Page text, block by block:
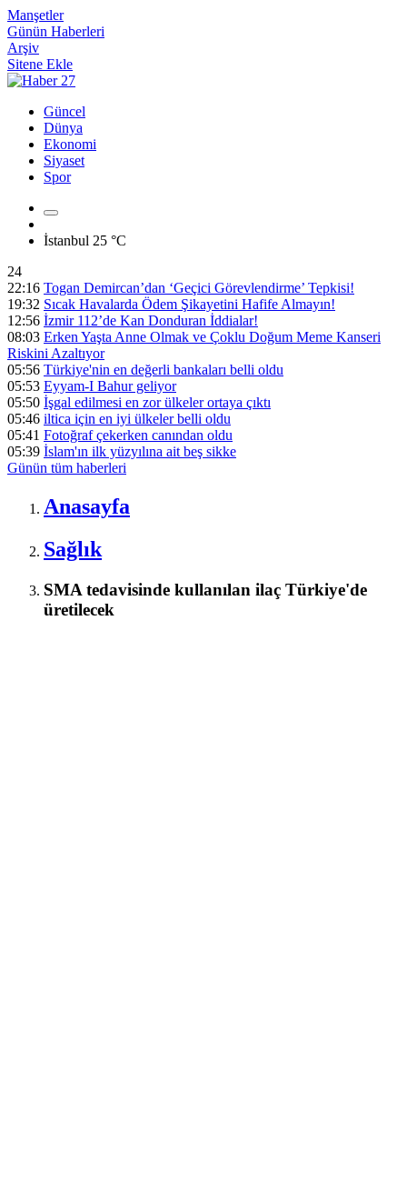
Manşetler
Günün Haberleri
Arşiv
Sitene Ekle
Güncel
Dünya
Ekonomi
Siyaset
Spor
İstanbul 25 °C
24
22:16 Togan Demircan’dan ‘Geçici Görevlendirme’ Tepkisi!
19:32 Sıcak Havalarda Ödem Şikayetini Hafife Almayın!
12:56 İzmir 112’de Kan Donduran İddialar!
08:03 Erken Yaşta Anne Olmak ve Çoklu Doğum Meme Kanseri
Riskini Azaltıyor
05:56 Türkiye'nin en değerli bankaları belli oldu
05:53 Eyyam-I Bahur geliyor
05:50 İşgal edilmesi en zor ülkeler ortaya çıktı
05:46 iltica için en iyi ülkeler belli oldu
05:41 Fotoğraf çekerken canından oldu
05:39 İslam'ın ilk yüzyılına ait beş sikke
Günün tüm haberleri
Anasayfa
Sağlık
SMA tedavisinde kullanılan ilaç Türkiye'de
üretilecek